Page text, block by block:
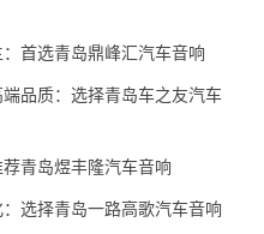
首选青岛鼎峰汇汽车音响
品质：选择青岛车之友汽车
青岛煜丰隆汽车音响
选择青岛一路高歌汽车音响